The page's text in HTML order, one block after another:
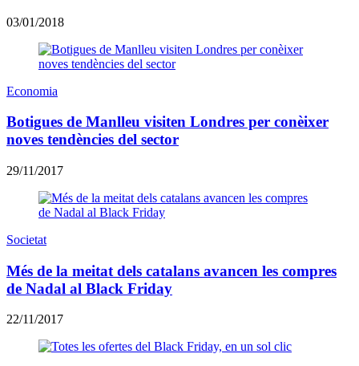
03/01/2018
Economia
Botigues de Manlleu visiten Londres per conèixer
noves tendències del sector
29/11/2017
Societat
Més de la meitat dels catalans avancen les compres
de Nadal al Black Friday
22/11/2017